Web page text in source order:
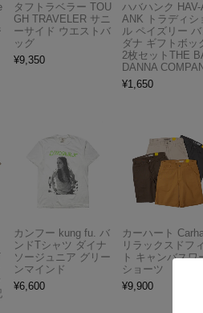
タフトラベラー TOU
GH TRAVELER サニ
ーサイド ウエストバ
ッグ
¥9,350
ハバハンク HAV-
ANK トラディシ
ル ペイズリー バ
ダナ ギフトボッ
2枚セットTHE
DANNA
¥1,650
カンフー kung fu. バ
ンドTシャツ ダイナ
ソージュニア グリー
ンマインド
¥6,600
カーハート
リラックスドフ
ト キャンバスワ
ショーツ
¥9,900